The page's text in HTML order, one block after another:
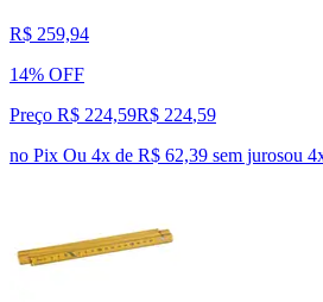
R$ 259,94
14% OFF
Preço R$ 224,59R$ 224,59
no Pix Ou 4x de R$ 62,39 sem jurosou 4